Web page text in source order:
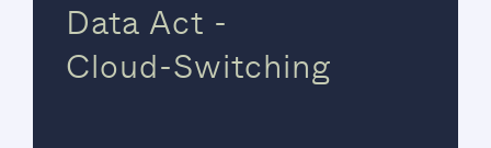
Data Act -
Cloud-Switching